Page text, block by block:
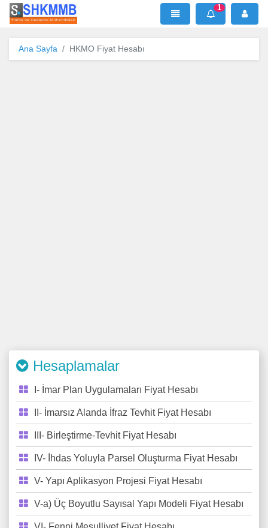
SHKMMB MenÜ Mesaj
1
Ana Sayfa HKMO Fiyat Hesabı
Hesaplamalar
I- İmar Plan Uygulamaları Fiyat Hesabı
II- İmarsız Alanda İfraz Tevhit Fiyat Hesabı
III- Birleştirme-Tevhit Fiyat Hesabı
IV- İhdas Yoluyla Parsel Oluşturma Fiyat Hesabı
V- Yapı Aplikasyon Projesi Fiyat Hesabı
V-a) Üç Boyutlu Sayısal Yapı Modeli Fiyat Hesabı